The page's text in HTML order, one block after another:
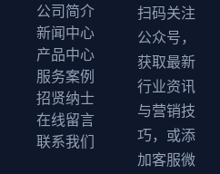
公司简介
新闻中心
产品中心
服务案例
招贤纳士
在线留言
联系我们
扫码关注
公众号，
获取最新
行业资讯
与营销技
巧，或添
加客服微